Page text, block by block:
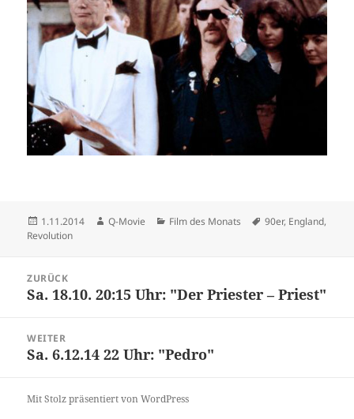
Veröffentlicht
am
1.11.2014 Autor
Q-Movie Kategorien
Film des Monats Schlagwörter
90er, England,
Revolution
ZURÜCK
Vorheriger
Sa. 18.10. 20:15 Uhr: "Der Priester – Priest"
WEITER
Nächster
Sa. 6.12.14 22 Uhr: "Pedro"
Mit Stolz präsentiert von WordPress